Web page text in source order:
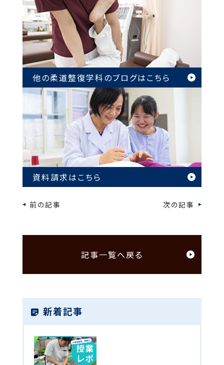
他の柔道整復学科のブログはこちら
資料請求はこちら
前の記事 次の記事
記事一覧へ戻る
新着記事